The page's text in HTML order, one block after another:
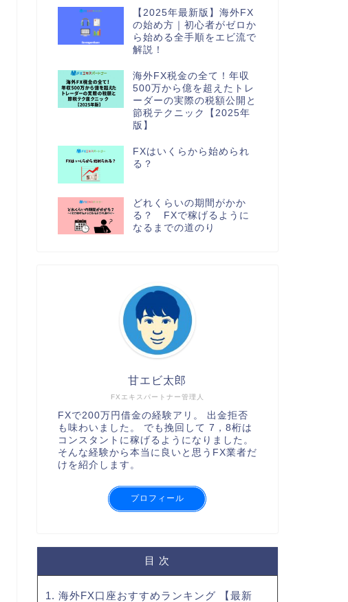
【2025年最新版】海外FX
の始め方｜初心者がゼロか
ら始める全手順をエビ流で
解説！
海外FX税金の全て！年収
500万から億を超えたトレ
ーダーの実際の税額公開と
節税テクニック【2025年
版】
FXはいくらから始められ
る？
どれくらいの期間がかか
る？ FXで稼げるように
なるまでの道のり
FXエキスパートナー管理人
甘エビ太郎
FXで200万円借金の経験アリ。 出金拒否
も味わいました。 でも挽回して 7，8桁は
コンスタントに稼げるようになりました。
そんな経験から本当に良いと思うFX業者だ
けを紹介します。
プロフィール
目 次
海外FX口座おすすめランキング 【最新